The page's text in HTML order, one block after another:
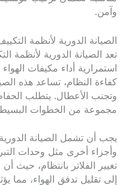
وآمن.
الصيانة الدورية لأنظمة
تعد الصيانة الدورية لأنظمة
استمرارية أداء مكيفات
كفاءة النظام، تساعد هذه
وتجنب الأعطال. يتطلب
مجموعة من الخطوات البسيطة
يجب أن تشمل الصيانة
وأجزاء أخرى مثل وحدات
تغيير الفلاتر بانتظام، حيث
إلى تقليل تدفق الهواء، مما